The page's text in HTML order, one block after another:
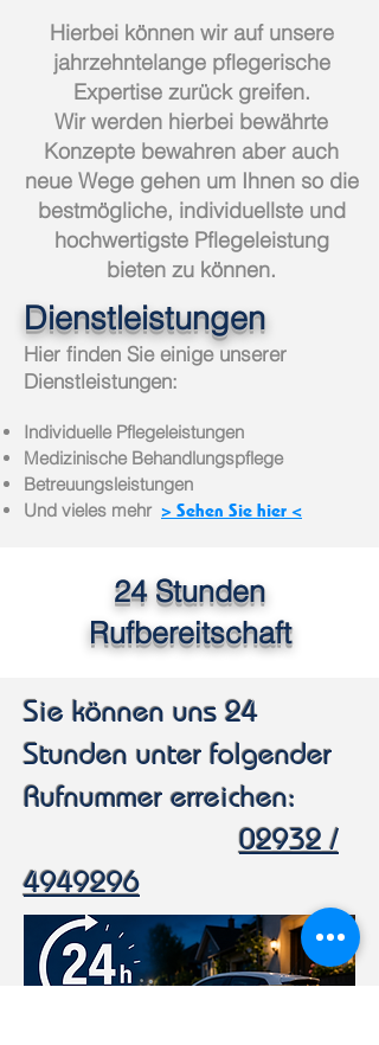
Hierbei können wir auf unsere
jahrzehntelange pflegerische
Expertise zurück greifen.
Wir werden hierbei bewährte
Konzepte bewahren aber auch
neue Wege gehen um Ihnen so die
bestmögliche, individuellste und
hochwertigste Pflegeleistung
bieten zu können.
Dienstleistungen
Hier finden Sie einige unserer
Dienstleistungen:
Individuelle Pflegeleistungen
Medizinische Behandlungspflege
Betreuungsleistungen
Und vieles mehr > Sehen Sie hier <
24 Stunden
Rufbereitschaft
Sie können uns 24
Stunden unter folgender
Rufnummer erreichen:
02932 /
4949296